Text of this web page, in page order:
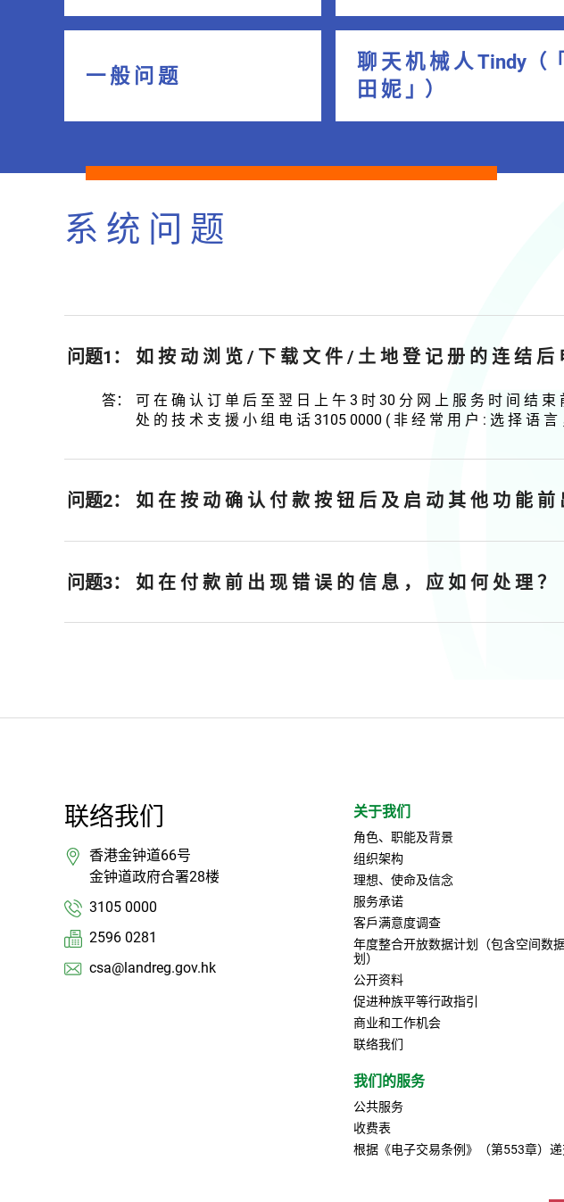
一 般 问 题
聊 天 机 械 人 Tindy（「
田 妮 」）
系 统 问 题
问题1： 如 按 动 浏 览 / 下 载 文 件 / 土 地 登 记 册 的 连 结 后
答：
可 在 确 认 订 单 后 至 翌 日 上 午 3 时 30 分 网 上 服 务 时 间 结
处 的 技 术 支 援 小 组 电 话 3105 0000 ( 非 经 常 用 户 : 选 择 语
问题2： 如 在 按 动 确 认 付 款 按 钮 后 及 启 动 其 他 功 能
问题3： 如 在 付 款 前 出 现 错 误 的 信 息 ， 应 如 何 处 理 ？
联络我们
香港金钟道66号
金钟道政府合署28楼
3105 0000
2596 0281
csa@landreg.gov.hk
关于我们
角色、职能及背景
组织架构
理想、使命及信念
服务承诺
客戶满意度调查
年度整合开放数据计划（包含空间数
划）
公开资料
促进种族平等行政指引
商业和工作机会
联络我们
我们的服务
公共服务
收费表
根据《电子交易条例》（第553章）